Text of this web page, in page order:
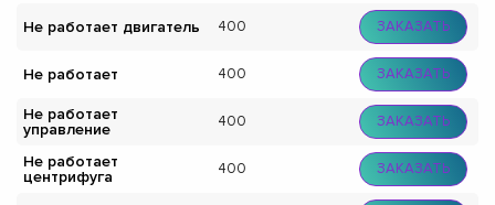
Не работает двигатель 400 ЗАКАЗАТЬ
Не работает 400 ЗАКАЗАТЬ
Не работает
управление
400 ЗАКАЗАТЬ
Не работает
центрифуга
400 ЗАКАЗАТЬ